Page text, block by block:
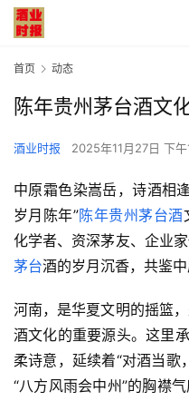
首页 动态
陈年贵州茅台酒文
酒业时报 2025年11月27日 下
中原霜色染嵩岳，诗酒相
岁月陈年”陈年贵州茅台酒
化学者、资深茅友、企业
茅台酒的岁月沉香，共鉴
河南，是华夏文明的摇篮
酒文化的重要源头。这里
柔诗意，延续着“对酒当歌
“八方风雨会中州”的胸襟